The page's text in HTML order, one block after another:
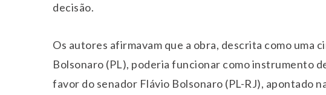
decisão.
Os autores afirmavam que a obra, descrita como uma
Bolsonaro (PL), poderia funcionar como instrumento
favor do senador Flávio Bolsonaro (PL-RJ), apontado